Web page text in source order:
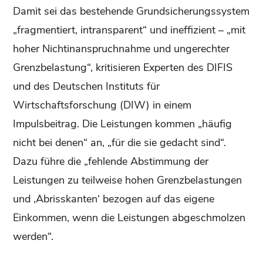
Damit sei das bestehende Grundsicherungssystem
„fragmentiert, intransparent“ und ineffizient – „mit
hoher Nichtinanspruchnahme und ungerechter
Grenzbelastung“, kritisieren Experten des DIFIS
und des Deutschen Instituts für
Wirtschaftsforschung (DIW) in einem
Impulsbeitrag. Die Leistungen kommen „häufig
nicht bei denen“ an, „für die sie gedacht sind“.
Dazu führe die „fehlende Abstimmung der
Leistungen zu teilweise hohen Grenzbelastungen
und ‚Abrisskanten‘ bezogen auf das eigene
Einkommen, wenn die Leistungen abgeschmolzen
werden“.